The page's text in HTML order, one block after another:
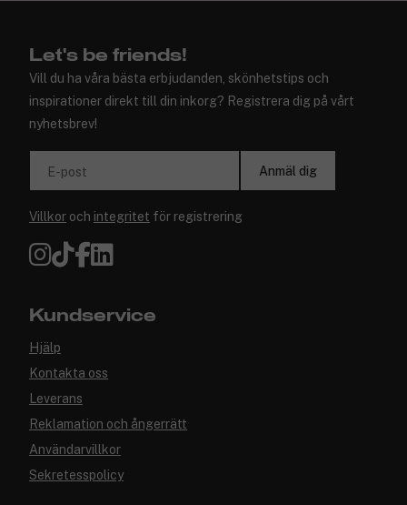
Let's be friends!
Vill du ha våra bästa erbjudanden, skönhetstips och
inspirationer direkt till din inkorg? Registrera dig på vårt
nyhetsbrev!
E-post Anmäl dig
Villkor och integritet för registrering
Kundservice
Hjälp
Kontakta oss
Leverans
Reklamation och ångerrätt
Användarvillkor
Sekretesspolicy